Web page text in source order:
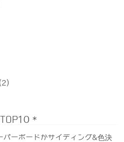
＊
パーボードかサイディング&色決